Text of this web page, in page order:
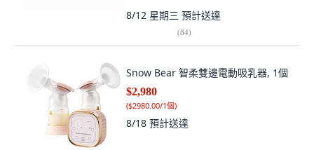
8/12 星期三 預計送達
(84)
Snow Bear 智柔雙邊電動吸乳器, 1個
$2,980
($2980.00/1個)
8/18 預計送達